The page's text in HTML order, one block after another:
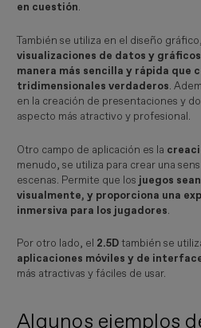
en cuestión.
También se utiliza en el diseño gráfico,
visualizaciones de datos y
manera más sencilla y rápida que
tridimensionales verdaderos.
en la creación de presentaciones y
aspecto más atractivo y profesional.
Otro campo de aplicación es la
menudo, se utiliza para crear una
escenas. Permite que los juegos
visualmente, y proporciona una
inmersiva para los jugadores.
Por otro lado, el 2.5Dtambién se
aplicaciones móviles y de
más atractivas y fáciles de usar.
Algunos ejemplos